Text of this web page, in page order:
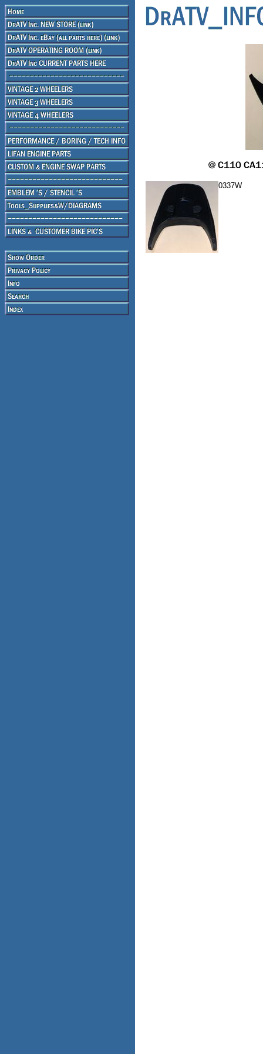
0337W